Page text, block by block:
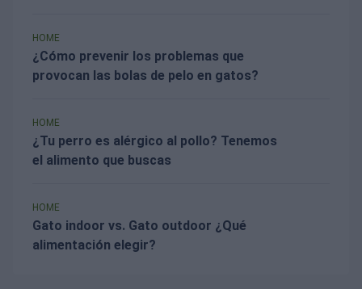
HOME
¿Cómo prevenir los problemas que
provocan las bolas de pelo en gatos?
HOME
¿Tu perro es alérgico al pollo? Tenemos
el alimento que buscas
HOME
Gato indoor vs. Gato outdoor ¿Qué
alimentación elegir?